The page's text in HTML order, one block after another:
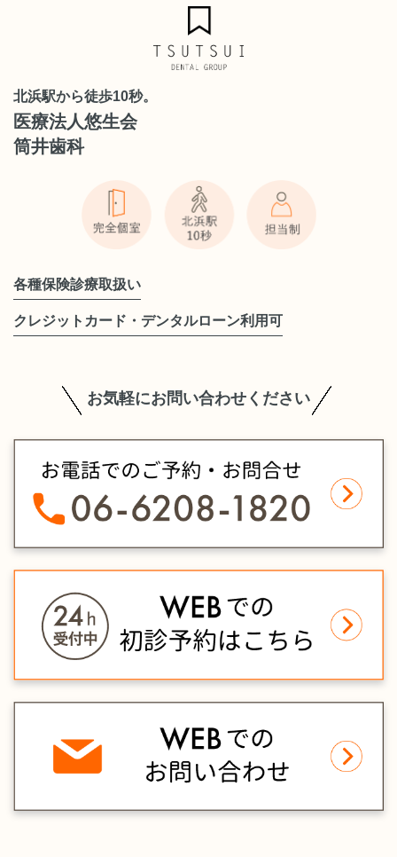
北浜駅から徒歩10秒。
医療法人悠生会
筒井歯科
各種保険診療取扱い
クレジットカード・デンタルローン利用可
お気軽にお問い合わせください